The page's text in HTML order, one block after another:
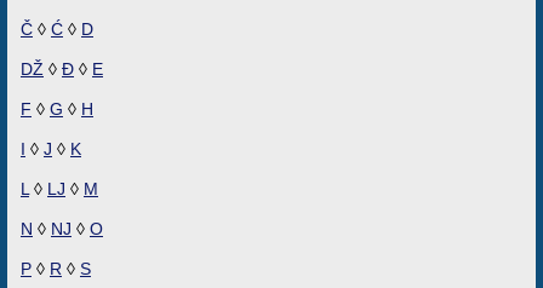
Č ◊ Ć ◊ D
DŽ ◊ Đ ◊ E
F ◊ G ◊ H
I ◊ J ◊ K
L ◊ LJ ◊ M
N ◊ NJ ◊ O
P ◊ R ◊ S